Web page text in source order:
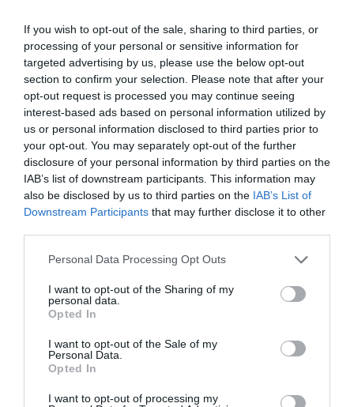
If you wish to opt-out of the sale, sharing to third parties, or
processing of your personal or sensitive information for
targeted advertising by us, please use the below opt-out
section to confirm your selection. Please note that after your
opt-out request is processed you may continue seeing
interest-based ads based on personal information utilized by
us or personal information disclosed to third parties prior to
your opt-out. You may separately opt-out of the further
disclosure of your personal information by third parties on the
IAB’s list of downstream participants. This information may
also be disclosed by us to third parties on the IAB’s List of
Downstream Participants that may further disclose it to other
Please note that this website/app uses one or more Google
not limited to your visit or usage behaviour. You may click to
grant or deny consent to Google and its third-party tags to
use your data for below specified purposes in below Google
consent section.
Personal Data Processing Opt Outs
I want to opt-out of the Sharing of my
personal data.
Opted In
I want to opt-out of the Sale of my
Personal Data.
Opted In
I want to opt-out of processing my
08.08.2026 | 11:20
Αθλητικό σωματείο της Εύβοιας
εξέδωσε ανακοίνωση για το
βουλευτή Σίμο Κεδίκογλου- Τι
αναφέρει
Εύβοια: «Πλιάτσικο» σε έργο
ανάπλασης παραλίας – Η
καταγγελία που προκαλεί
αντιδράσεις
08.08.2026 | 10:20
χωριό της Εύβοιας
08.08.2026 | 10:00
πολλές περιοχές- Πίνακας
08.08.2026 | 09:40
Αθλητικό σωματείο της
Εύβοιας εξέδωσε
ανακοίνωση για το
βουλευτή Σίμο
Κεδίκογλου- Τι
αναφέρει
Άρχισε τις διακοπές ο
Μητσοτάκης: Φαγητό
και κρασί σε γνωστό
στέκι
Κρίση στο κόμμα
Καρυστιανού: Δύο
ακόμη στελέχη
αποχωρούν
καταγγέλλοντας
κλειστό σύστημα
τη Βοιωτία: Αυτό που
συμβαίνει δεν είναι
συνεχιζόμενο